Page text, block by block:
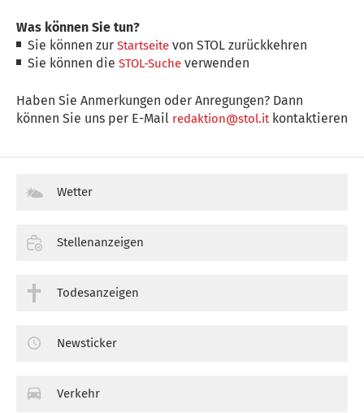
Was können Sie tun?
Sie können zurStartseite von STOL zurückkehren
Sie können dieSTOL-Suche verwenden
Haben Sie Anmerkungen oder Anregungen? Dann
können Sie uns per E-Mail redaktion@stol.itkontaktieren
Wetter
Stellenanzeigen
Todesanzeigen
Newsticker
Verkehr